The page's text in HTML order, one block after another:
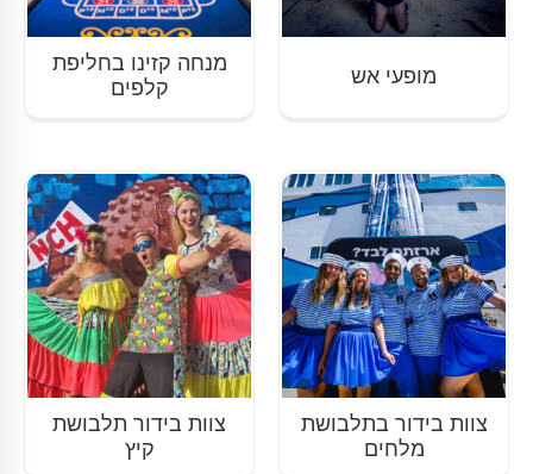
מופעי אש
מנחה קזינו בחליפת
קלפים
צוות בידור בתלבושת
מלחים
צוות בידור תלבושת
קיץ